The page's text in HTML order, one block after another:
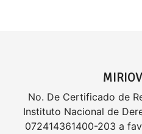
No. De Certificado de
Instituto Nacional de
072414361400-203 a